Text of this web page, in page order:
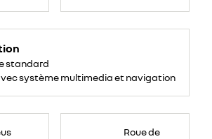
standard
système multimedia et navigation
Roue de